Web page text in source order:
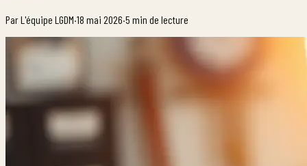
ParL'équipe LGDM·18 mai 2026·5 min de lecture